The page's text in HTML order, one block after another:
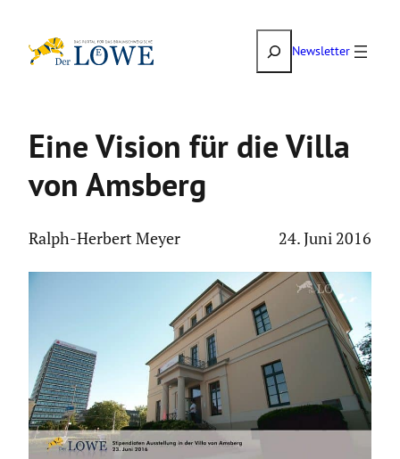
Inhalt
SuchenNewsletter
Eine Vision für die Villa
von Amsberg
Ralph-Herbert Meyer 24. Juni 2016